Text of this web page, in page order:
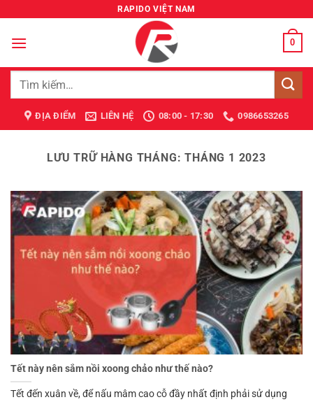
nội
RAPIDO VIỆT NAM
0
Tìm
ĐỊA ĐIỂM LIÊN HỆ 08:00 - 17:30 0986653265
LƯU TRỮ HÀNG THÁNG:THÁNG 1 2023
Tết này nên sắm nồi xoong chảo như thế nào?
Tết đến xuân về, để nấu mâm cao cỗ đầy nhất định phải sử dụng